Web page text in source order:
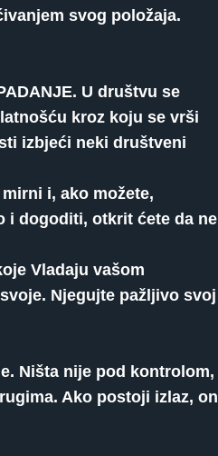
svog položaja.
U društvu se
kroz koju se vrši
izbjeći neki društveni
i, ako možete,
i dogoditi, otkrit ćete da ne
Vladaju vašom
Njegujte pažljivo svoj
Ništa nije pod kontrolom,
Ako postoji izlaz, on